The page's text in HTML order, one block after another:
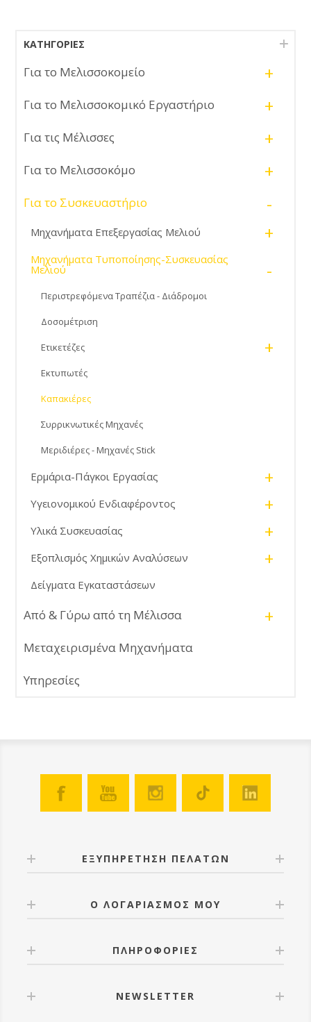
ΚΑΤΗΓΟΡΊΕΣ
Για το Μελισσοκομείο +
Για το Μελισσοκομικό Εργαστήριο +
Για τις Μέλισσες +
Για το Μελισσοκόμο +
Για το Συσκευαστήριο -
Μηχανήματα Επεξεργασίας Μελιού +
Μηχανήματα Τυποποίησης-Συσκευασίας
Μελιού -
Περιστρεφόμενα Τραπέζια - Διάδρομοι
Δοσομέτριση
Ετικετέζες +
Εκτυπωτές
Καπακιέρες
Συρρικνωτικές Μηχανές
Μεριδιέρες - Μηχανές Stick
Ερμάρια-Πάγκοι Εργασίας +
Υγειονομικού Ενδιαφέροντος +
Υλικά Συσκευασίας +
Εξοπλισμός Χημικών Αναλύσεων +
Δείγματα Εγκαταστάσεων
Από & Γύρω από τη Μέλισσα +
Μεταχειρισμένα Μηχανήματα
Υπηρεσίες
ΕΞΥΠΗΡΕΤΗΣΗ ΠΕΛΑΤΩΝ
Ο ΛΟΓΑΡΙΑΣΜΟΣ ΜΟΥ
ΠΛΗΡΟΦΟΡΙΕΣ
NEWSLETTER